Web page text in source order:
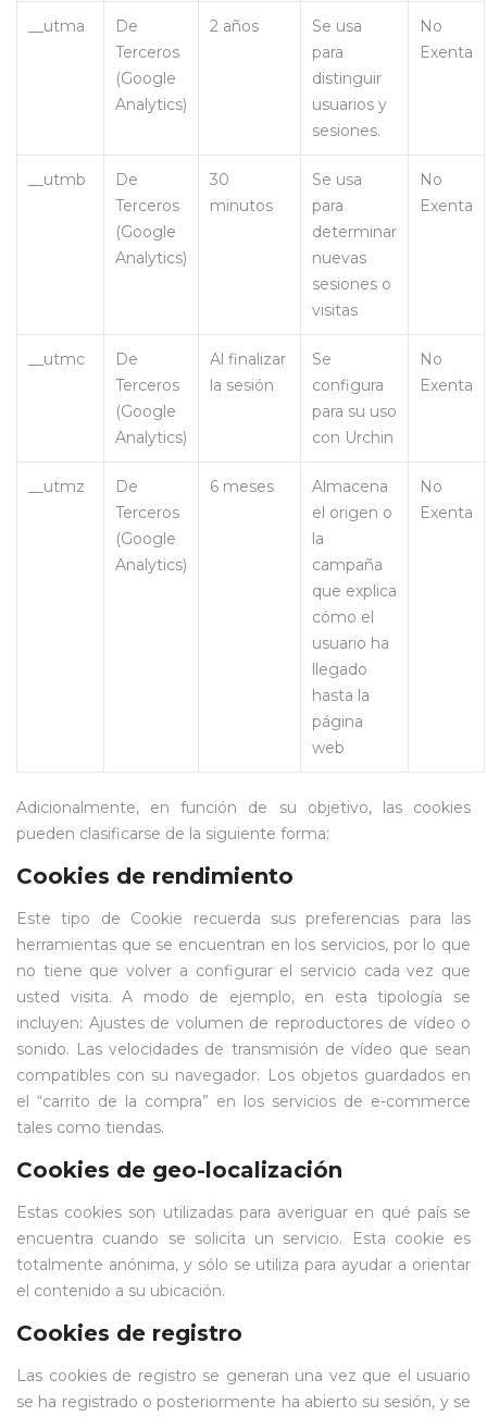
__utma
De
Terceros
(Google
Analytics)
2 años
Se usa
para
distinguir
usuarios y
sesiones.
No
Exenta
__utmb
De
Terceros
(Google
Analytics)
30
minutos
Se usa
para
determinar
nuevas
sesiones o
visitas
No
Exenta
__utmc
De
Terceros
(Google
Analytics)
Al finalizar
la sesión
Se
configura
para su uso
con Urchin
No
Exenta
__utmz
De
Terceros
(Google
Analytics)
6 meses
Almacena
el origen o
la
campaña
que explica
cómo el
usuario ha
llegado
hasta la
página
web
No
Exenta
Adicionalmente, en función de su objetivo, las cookies
pueden clasificarse de la siguiente forma:
Cookies de rendimiento
Este tipo de Cookie recuerda sus preferencias para las
herramientas que se encuentran en los servicios, por lo que
no tiene que volver a configurar el servicio cada vez que
usted visita. A modo de ejemplo, en esta tipología se
incluyen: Ajustes de volumen de reproductores de vídeo o
sonido. Las velocidades de transmisión de vídeo que sean
compatibles con su navegador. Los objetos guardados en
el “carrito de la compra” en los servicios de e-commerce
tales como tiendas.
Cookies de geo-localización
Estas cookies son utilizadas para averiguar en qué país se
encuentra cuando se solicita un servicio. Esta cookie es
totalmente anónima, y sólo se utiliza para ayudar a orientar
el contenido a su ubicación.
Cookies de registro
Las cookies de registro se generan una vez que el usuario
se ha registrado o posteriormente ha abierto su sesión, y se